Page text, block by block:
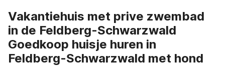
Vakantiehuis met prive zwembad
in de Feldberg-Schwarzwald
Goedkoop huisje huren in
Feldberg-Schwarzwald met hond